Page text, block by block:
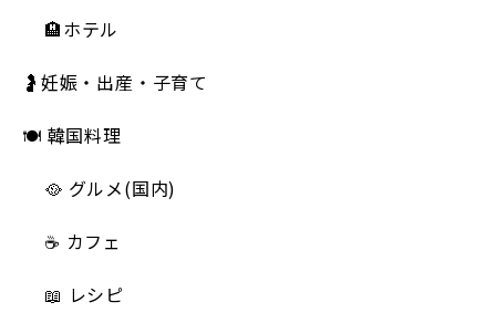
🏨ホテル
🤰妊娠・出産・子育て
🍽 韓国料理
🥘 グルメ(国内)
☕️ カフェ
📖 レシピ